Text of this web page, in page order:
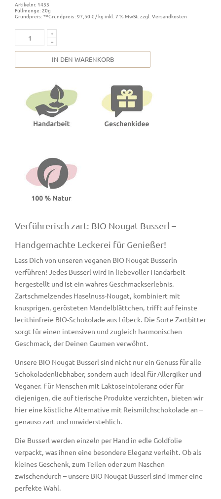
Artikelnr. 1433
Füllmenge: 20g
Grundpreis: **Grundpreis: 97,50 € / kg inkl. 7 % MwSt. zzgl. Versandkosten
IN DEN WARENKORB
Verführerisch zart: BIO Nougat Busserl –
Handgemachte Leckerei für Genießer!
Lass Dich von unseren veganen BIO Nougat Busserln
verführen! Jedes Busserl wird in liebevoller Handarbeit
hergestellt und ist ein wahres Geschmackserlebnis.
Zartschmelzendes Haselnuss-Nougat, kombiniert mit
knusprigen, gerösteten Mandelblättchen, trifft auf feinste
lecithinfreie BIO-Schokolade aus Lübeck. Die Sorte Zartbitter
sorgt für einen intensiven und zugleich harmonischen
Geschmack, der Deinen Gaumen verwöhnt.
Unsere BIO Nougat Busserl sind nicht nur ein Genuss für alle
Schokoladenliebhaber, sondern auch ideal für Allergiker und
Veganer. Für Menschen mit Laktoseintoleranz oder für
diejenigen, die auf tierische Produkte verzichten, bieten wir
hier eine köstliche Alternative mit Reismilchschokolade an –
genauso zart und unwiderstehlich.
Die Busserl werden einzeln per Hand in edle Goldfolie
verpackt, was ihnen eine besondere Eleganz verleiht. Ob als
kleines Geschenk, zum Teilen oder zum Naschen
zwischendurch – unsere BIO Nougat Busserl sind immer eine
perfekte Wahl.